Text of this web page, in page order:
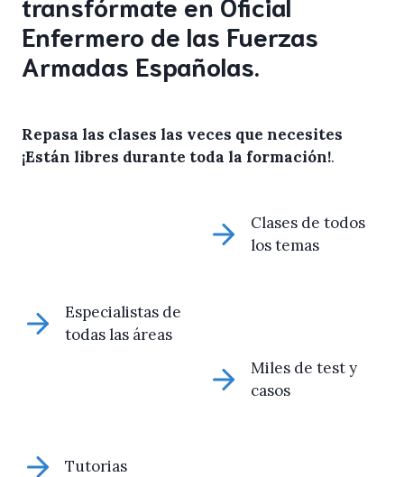
Enfermero de las Fuerzas
Armadas Españolas.
Repasa las clases las veces que necesites
¡Están libres durante toda la formación!.
Clases de todos
los temas
Especialistas de
todas las áreas
Miles de test y
casos
Tutorias